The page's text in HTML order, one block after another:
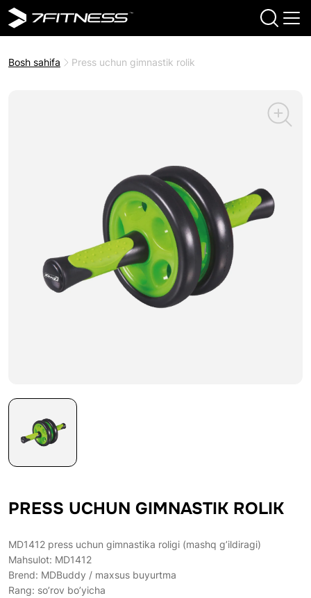
Bosh sahifa Press uchun gimnastik rolik
PRESS UCHUN GIMNASTIK ROLIK
MD1412 press uchun gimnastika roligi (mashq g’ildiragi)
Mahsulot: MD1412
Brend: MDBuddy / maxsus buyurtma
Rang: so’rov bo’yicha